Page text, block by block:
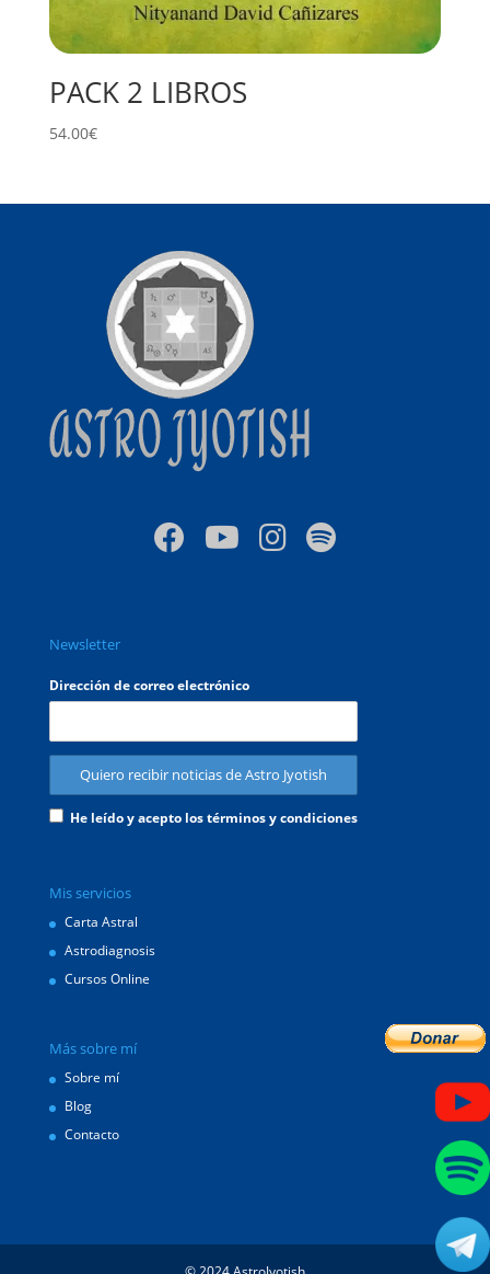
PACK 2 LIBROS
54.00€
Newsletter
Dirección de correo electrónico
He leído y acepto los términos y condiciones
Mis servicios
Carta Astral
Astrodiagnosis
Cursos Online
Más sobre mí
Sobre mí
Blog
Contacto